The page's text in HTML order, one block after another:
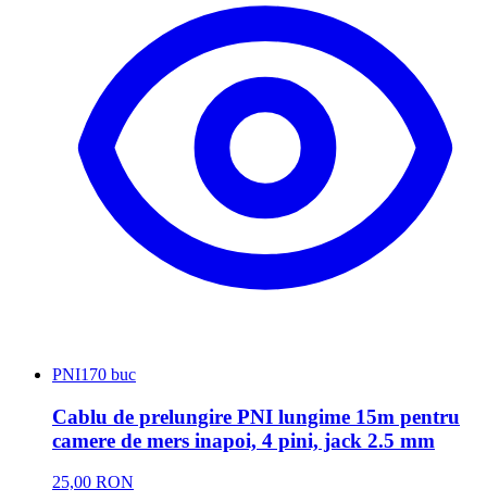
PNI170 buc
Cablu de prelungire PNI lungime 15m pentru
camere de mers inapoi, 4 pini, jack 2.5 mm
25,00 RON